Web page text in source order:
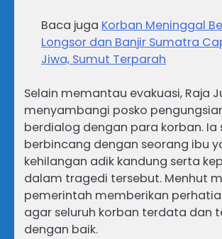
Baca juga Korban Meninggal
Longsor dan Banjir Sumatra
Jiwa, Sumut Terparah
Selain memantau evakuasi, Raja
menyambangi posko
berdialog dengan para korban. Ia
berbincang dengan seorang ibu
kehilangan adik kandung serta
dalam tragedi tersebut. Menhut
pemerintah memberikan
agar seluruh korban terdata dan
dengan baik.